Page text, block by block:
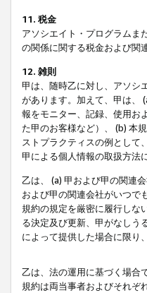
11. 税金
アソシエイト・プログラムま
の関係に関する税金および関
12. 雑則
甲は、随時乙に対し、アソシ
があります。加えて、甲は、
報をモニター、記録、使用お
た甲のお客様など）、 (b) 本
ストプラクティスの例として
甲による個人情報の取扱方法
乙は、 (a) 甲および甲の関連
および甲の関連会社がいつで
規約の規定を厳密に履行しな
る決定及び更新、甲がなしう
によって提供した場合に限り
乙は、法の運用に基づく場合
規約は両当事者およびそれぞ